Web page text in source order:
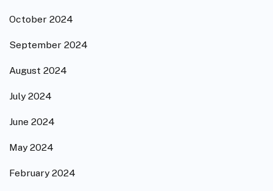
October 2024
September 2024
August 2024
July 2024
June 2024
May 2024
February 2024